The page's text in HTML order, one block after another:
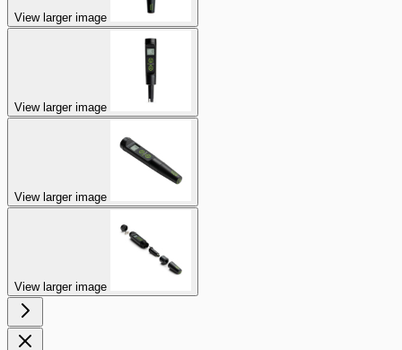
View larger image
View larger image
View larger image
View larger image